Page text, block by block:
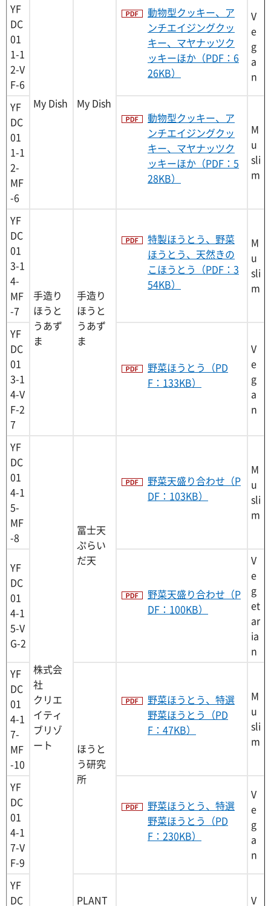
YF
DC
01
1-1
2-V
F-6
My Dish
My Dish
動物型クッキー、ア
ンチエイジングクッ
キー、マヤナッツク
ッキーほか（PDF：6
26KB）
V
e
g
a
n
YF
DC
01
1-1
2-
MF
-6
動物型クッキー、ア
ンチエイジングクッ
キー、マヤナッツク
ッキーほか（PDF：5
28KB）
M
u
sli
m
YF
DC
01
3-1
4-
MF
-7
手造り
ほうと
うあず
ま
手造り
ほうと
うあず
ま
特製ほうとう、野菜
ほうとう、天然きの
こほうとう（PDF：3
54KB）
M
u
sli
m
YF
DC
01
3-1
4-V
F-2
7
野菜ほうとう（PD
F：133KB）
V
e
g
a
n
YF
DC
01
4-1
5-
MF
-8
株式会
社
クリエ
イティ
ブリゾ
ート
冨士天
ぷらい
だ天
野菜天盛り合わせ（P
DF：103KB）
M
u
sli
m
YF
DC
01
4-1
5-V
G-2
野菜天盛り合わせ（P
DF：100KB）
V
e
g
et
ar
ia
n
YF
DC
01
4-1
7-
MF
-10
ほうと
う研究
所
野菜ほうとう、特選
野菜ほうとう（PD
F：47KB）
M
u
sli
m
YF
DC
01
4-1
7-V
F-9
野菜ほうとう、特選
野菜ほうとう（PD
F：230KB）
V
e
g
a
n
YF
DC
PLANT V